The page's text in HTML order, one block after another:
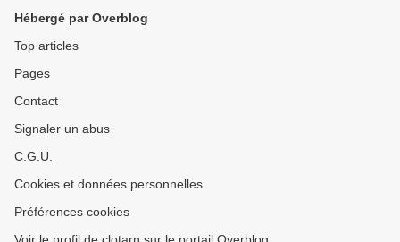
Hébergé par Overblog
Top articles
Pages
Contact
Signaler un abus
C.G.U.
Cookies et données personnelles
Préférences cookies